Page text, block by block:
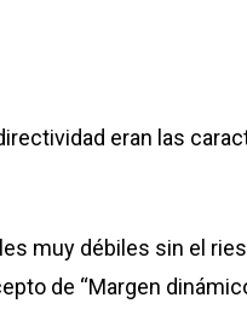
eran las
muy débiles sin el
de “Margen